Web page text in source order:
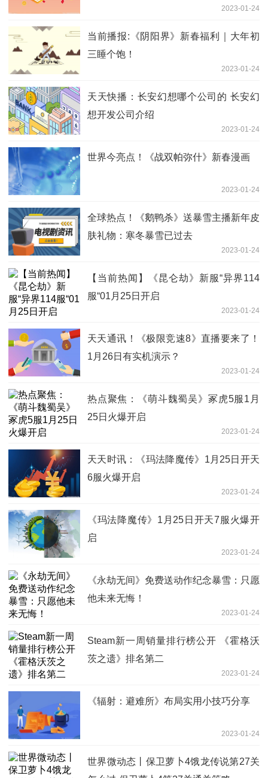
2023-01-24
当前播报:《阴阳界》新春福利｜大年初
三睡个饱！
2023-01-24
天天快播：长安幻想哪个公司的 长安幻
想开发公司介绍
2023-01-24
世界今亮点！《战双帕弥什》新春漫画
2023-01-24
全球热点！《鹅鸭杀》送暴雪主播新年皮
肤礼物：寒冬暴雪已过去
2023-01-24
【当前热闻】《昆仑劫》新服“异界114
服“01月25日开启
2023-01-24
天天通讯！《极限竞速8》直播要来了！
1月26日有实机演示？
2023-01-24
热点聚焦：《萌斗魏蜀吴》冢虎5服1月
25日火爆开启
2023-01-24
天天时讯：《玛法降魔传》1月25日开天
6服火爆开启
2023-01-24
《玛法降魔传》1月25日开天7服火爆开
启
2023-01-24
《永劫无间》免费送动作纪念暴雪：只愿
他未来无悔！
2023-01-24
Steam新一周销量排行榜公开 《霍格沃
茨之遗》排名第二
2023-01-24
《辐射：避难所》布局实用小技巧分享
2023-01-24
世界微动态丨保卫萝卜4饿龙传说第27关